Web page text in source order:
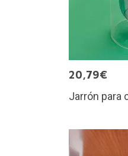
20,79€
Jarrón para